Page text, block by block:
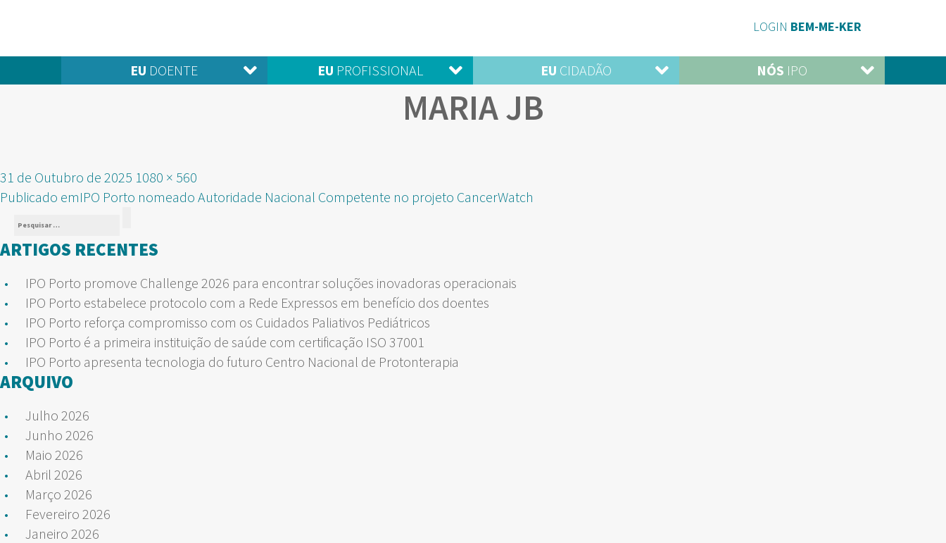
LOGIN BEM-ME-KER
EU DOENTE EU PROFISSIONAL EU CIDADÃO NÓS IPO
MARIA JB
Publicado
em
31 de Outubro de 2025 Tamanho
real
1080 × 560
NAVEGAÇÃO
DE
ARTIGOS
Publicado emIPO Porto nomeado Autoridade Nacional Competente no projeto CancerWatch
Pesquisar
por:
ARTIGOS RECENTES
IPO Porto promove Challenge 2026 para encontrar soluções inovadoras operacionais
IPO Porto estabelece protocolo com a Rede Expressos em benefício dos doentes
IPO Porto reforça compromisso com os Cuidados Paliativos Pediátricos
IPO Porto é a primeira instituição de saúde com certificação ISO 37001
IPO Porto apresenta tecnologia do futuro Centro Nacional de Protonterapia
ARQUIVO
Julho 2026
Junho 2026
Maio 2026
Abril 2026
Março 2026
Fevereiro 2026
Janeiro 2026